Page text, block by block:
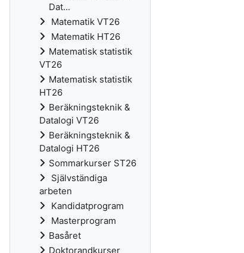
Dat...
Matematik VT26
Matematik HT26
Matematisk statistik
VT26
Matematisk statistik
HT26
Beräkningsteknik &
Datalogi VT26
Beräkningsteknik &
Datalogi HT26
Sommarkurser ST26
Självständiga
arbeten
Kandidatprogram
Masterprogram
Basåret
Doktorandkurser